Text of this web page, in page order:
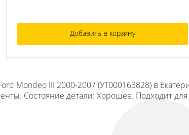
Добавить в корзину
Mondeo III 2000-2007 (УТ000163828) в
Состояние детали: Хорошее. Подходит